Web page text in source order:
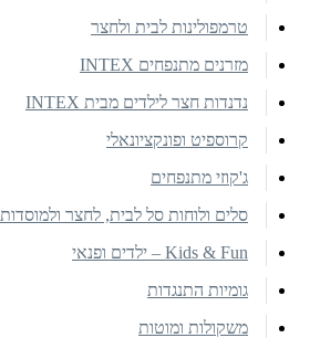
טרמפולינות לבית ולחצר
מזרנים מתנפחים INTEX
נדנדות חצר לילדים מבית INTEX
קרוספיט ופונקציונאלי
ג'קוזי מתנפחים
סלים ולוחות סל לבית, לחצר ולמוסדות
Kids & Fun – ילדים ופנאי
גומיות התנגדות
משקולות ומוטות